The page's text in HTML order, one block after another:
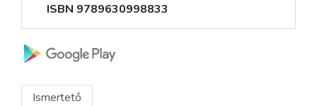
ISBN 9789630998833
Ismertető